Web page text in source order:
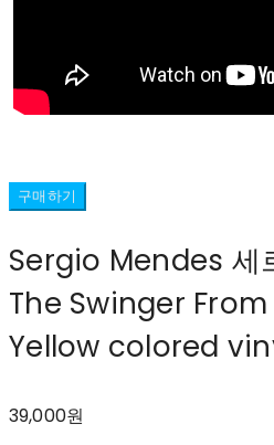
구매하기
Sergio Mendes 세
The Swinger
Yellow colored
39,000원